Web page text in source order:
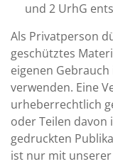
und 2 UrhG
Als Privatperson
geschütztes
eigenen Gebrauch
verwenden. Eine
urheberrechtlich
oder Teilen
gedruckten
ist nur mit